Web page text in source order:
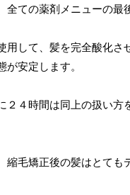
全ての薬剤メニューの最
用して、髪を完全酸化さ
が安定します。
２４時間は同上の扱い方
縮毛矯正後の髪はとても